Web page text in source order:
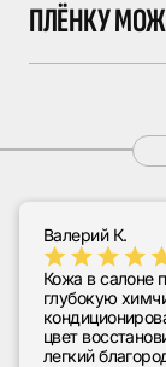
ПЛЁНКУ
Валерий К.
Кожа в салоне
глубокую
цвет
легкий